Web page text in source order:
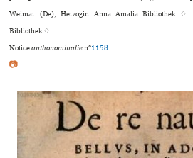
Weimar (De), Herzogin Anna Amalia Bibliothek ♢
Bibliothek ♢
Noticeanthonominalien°1158.
📷